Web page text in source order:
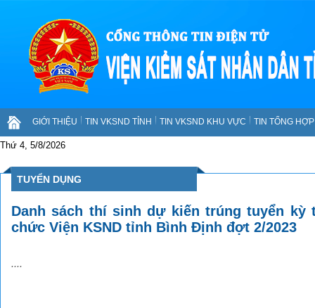
GIỚI THIỆU TIN VKSND TỈNH TIN VKSND KHU VỰC TIN TỔNG
Thứ 4, 5/8/2026
TUYỂN DỤNG
Danh sách thí sinh dự kiến trúng tuyển kỳ
chức Viện KSND tỉnh Bình Định đợt 2/2023
....